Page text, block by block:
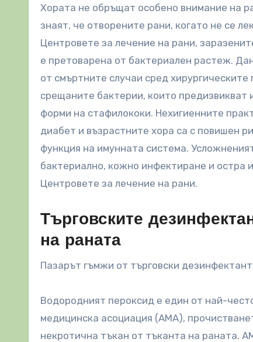
Хората не обръщат особено внимание на раните, особено ако не изглеждат заплашителни. Малко хора
знаят, че отворените рани, когато не се
Центровете за лечение на рани,
е претоварена от бактериален растеж.
от смъртните случаи сред
срещаните бактерии, които предизвикват
форми на стафилококи. Нехигиенните
диабет и възрастните хора са с повишен
функция на имунната система.
бактериално, кожно инфектиране и остра
Центровете за лечение на рани.
Търговските
на раната
Пазарът гъмжи от търговски
Водородният пероксид е един от най-
медицинска асоциация (AMA),
некротична тъкан от тъканта на раната.